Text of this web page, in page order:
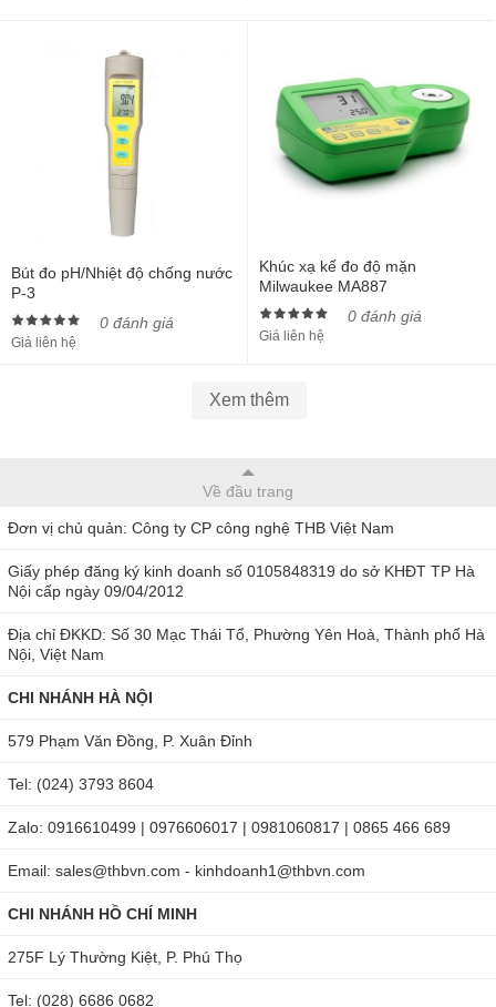
Bút đo pH/Nhiệt độ chống nước
P-3
0 đánh giá
Giá liên hệ
Khúc xạ kế đo độ mặn
Milwaukee MA887
0 đánh giá
Giá liên hệ
Xem thêm
Về đầu trang
Đơn vị chủ quản: Công ty CP công nghệ THB Việt Nam
Giấy phép đăng ký kinh doanh số 0105848319 do sở KHĐT TP Hà
Nội cấp ngày 09/04/2012
Địa chỉ ĐKKD: Số 30 Mạc Thái Tổ, Phường Yên Hoà, Thành phố Hà
Nội, Việt Nam
CHI NHÁNH HÀ NỘI
579 Phạm Văn Đồng, P. Xuân Đỉnh
Tel: (024) 3793 8604
Zalo: 0916610499 | 0976606017 | 0981060817 | 0865 466 689
Email: sales@thbvn.com - kinhdoanh1@thbvn.com
CHI NHÁNH HỒ CHÍ MINH
275F Lý Thường Kiệt, P. Phú Thọ
Tel: (028) 6686 0682